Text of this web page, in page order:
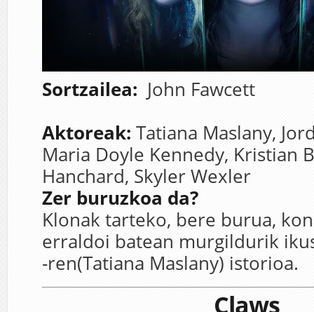
Sortzailea: John Fawcett
Aktoreak: Tatiana Maslany,
Maria Doyle Kennedy, Kristian
Hanchard, Skyler Wexler
Zer buruzkoa da?
Klonak tarteko, bere burua,
erraldoi batean murgildurik
-ren(Tatiana Maslany) istorioa.
Claws